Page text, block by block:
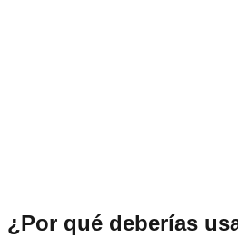
¿Por qué deberías